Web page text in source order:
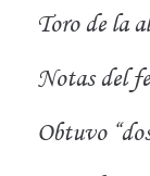
Toro de la
Notas del
Obtuvo